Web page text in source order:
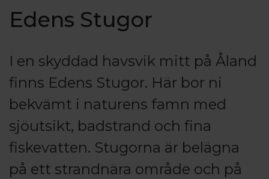
Edens Stugor
I en skyddad havsvik mitt på Åland
finns Edens Stugor. Här bor ni
bekvämt i naturens famn med
sjöutsikt, badstrand och fina
fiskevatten. Stugorna är belägna
på ett strandnära område och på